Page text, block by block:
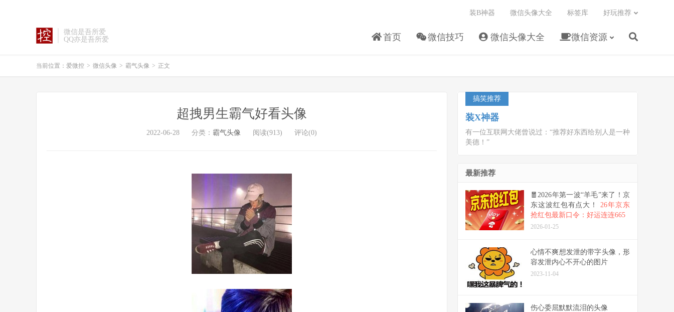
微信是吾所爱
QQ亦是吾所爱
首页 微信技巧 微信头像大全 微信资源
装B神器 微信头像大全 标签库 好玩推荐
当前位置： 爱微控 > 微信头像 > 霸气头像 > 正文
超拽男生霸气好看头像
2022-06-28 分类： 霸气头像 阅读(913) 评论(0)
搞笑推荐
装X神器
有一位互联网大佬曾说过：“推荐好东西给别人是一种
美德！”
最新推荐
🧧2026年第一波“羊毛”来了！京
东这波红包有点大！ 26年京东
抢红包最新口令：好运连连665
2026-01-25
心情不爽想发泄的带字头像，形
容发泄内心不开心的图片
2023-11-04
伤心委屈默默流泪的头像